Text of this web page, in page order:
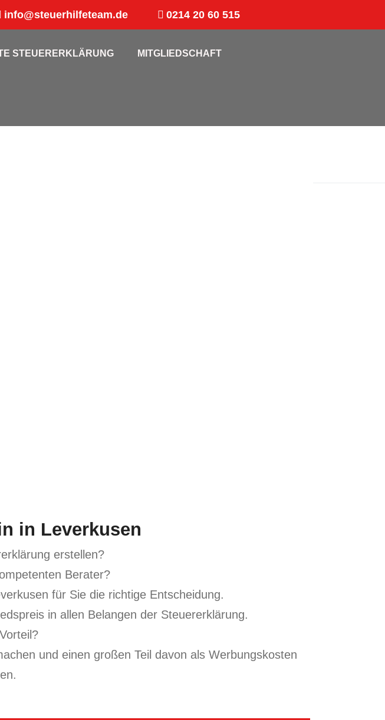
info@steuerhilfeteam.de 0214 20 60 515
STEUERERKLÄRUNG MITGLIEDSCHAFT
schnell zurück!
Steuererklärung.
in Leverkusen
erstellen?
Berater?
für Sie die richtige Entscheidung.
in allen Belangen der Steuererklärung.
und einen großen Teil davon als Werbungskosten